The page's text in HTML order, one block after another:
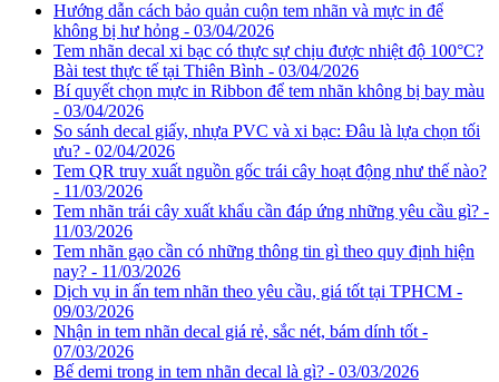
Hướng dẫn cách bảo quản cuộn tem nhãn và mực in để
không bị hư hỏng - 03/04/2026
Tem nhãn decal xi bạc có thực sự chịu được nhiệt độ 100°C?
Bài test thực tế tại Thiên Bình - 03/04/2026
Bí quyết chọn mực in Ribbon để tem nhãn không bị bay màu
- 03/04/2026
So sánh decal giấy, nhựa PVC và xi bạc: Đâu là lựa chọn tối
ưu? - 02/04/2026
Tem QR truy xuất nguồn gốc trái cây hoạt động như thế nào?
- 11/03/2026
Tem nhãn trái cây xuất khẩu cần đáp ứng những yêu cầu gì? -
11/03/2026
Tem nhãn gạo cần có những thông tin gì theo quy định hiện
nay? - 11/03/2026
Dịch vụ in ấn tem nhãn theo yêu cầu, giá tốt tại TPHCM -
09/03/2026
Nhận in tem nhãn decal giá rẻ, sắc nét, bám dính tốt -
07/03/2026
Bế demi trong in tem nhãn decal là gì? - 03/03/2026